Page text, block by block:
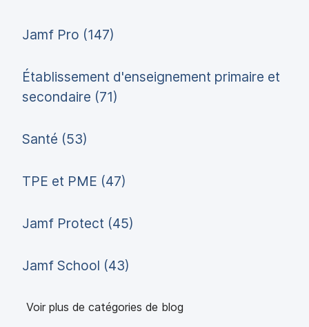
Jamf Pro (147)
Établissement d'enseignement primaire et
secondaire (71)
Santé (53)
TPE et PME (47)
Jamf Protect (45)
Jamf School (43)
Voir plus de catégories de blog